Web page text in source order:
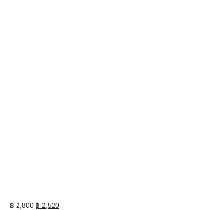
฿2,800 Original
฿ 2,520Current